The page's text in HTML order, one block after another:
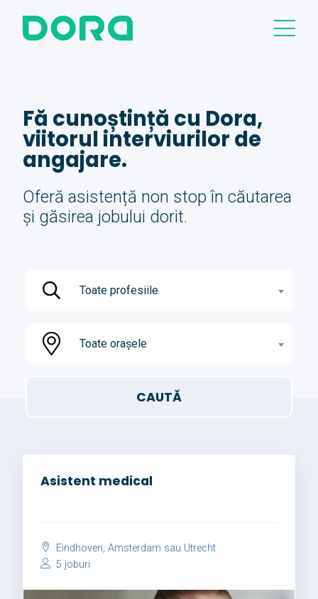
Fă cunoștință cu Dora,
viitorul interviurilor de
angajare.
Oferă asistență non stop în căutarea
și găsirea jobului dorit.
Toate profesiile
Toate orașele
Asistent medical
Eindhoven, Amsterdam sau Utrecht
5 joburi